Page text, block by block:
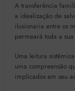
A transferência
a idealização de
ilusionaria entre os
permeará toda a
Uma leitura
uma compreensão
implicados em seu